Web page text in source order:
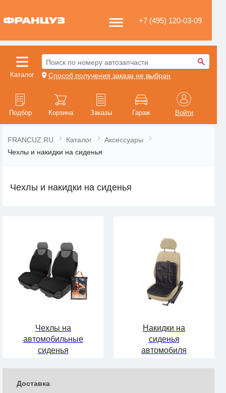
+7 (495) 120-03-09
Каталог
Поиск по номеру автозапчасти
Способ получения заказа не выбран
Подбор Корзина Заказы Гараж Войти
FRANCUZ.RU Каталог
Аксессуары
Чехлы и накидки на сиденья
Чехлы и накидки на сиденья
Чехлы на
автомобильные
сиденья
Накидки на
сиденья
автомобиля
Доставка